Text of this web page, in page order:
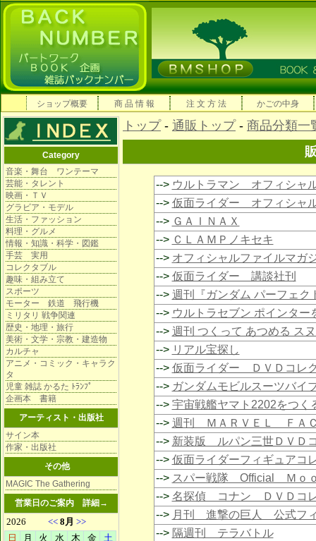
ショップ概要 商 品 情 報 注 文 方 法 かごの中身
Category
音楽・舞台 ワンテーマ
芸能・タレント
映画・ＴＶ
グラビア・モデル
生活・ファッション
料理・グルメ
情報・知識・科学・図鑑
手芸 実用
コレクタブル
趣味・組み立て
スポーツ
モーター 鉄道 飛行機
ミリタリ 戦争関連
歴史・地理・旅行
美術・文学・宗教・建造物
カルチャ
アニメ・コミック・キャラク
タ
児童 雑誌 かるた ﾄﾗﾝﾌﾟ
企画本 書籍
アーティスト・出版社
サイン本
作家・出版社
その他
MAGIC The Gathering
営業日のご案内 詳細→
トップ- 通販トップ- 商品分類一
--> ウルトラマン オフィシ
--> 仮面ライダー オフィシ
--> ＧＡＩＮＡＸ
--> ＣＬＡＭＰノキセキ
--> オフィシャルファイルマ
--> 仮面ライダー 講談社刊
--> 週刊『ガンダム パーフェク
--> ウルトラセブン ポインター
--> 週刊 つくって あつめる ス
--> リアル宝探し
--> 仮面ライダー ＤＶＤコレ
--> ガンダムモビルスーツバイ
--> 宇宙戦艦ヤマト2202をつく
--> 週刊 ＭＡＲＶＥＬ ＦＡ
--> 新装版 ルパン三世ＤＶＤ
--> 仮面ライダーフィギュアコ
--> スパー戦隊 Official Ｍｏ
--> 名探偵 コナン ＤＶＤコ
--> 月刊 進撃の巨人 公式フ
--> 隔週刊 テラバトル